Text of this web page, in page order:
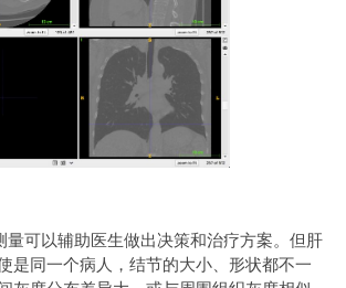
量可以辅助医生做出决策和治疗方案。但肝
是同一个病人，结节的大小、形状都不一